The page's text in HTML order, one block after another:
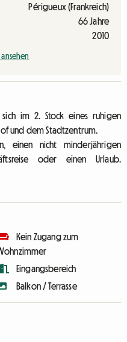
Périgueux (Frankreich)
66 Jahre
2010
im 2. Stock eines ruhigen
und dem Stadtzentrum.
einen nicht minderjährigen
oder einen Urlaub.
Kein Zugang zum
Eingangsbereich
Balkon / Terrasse